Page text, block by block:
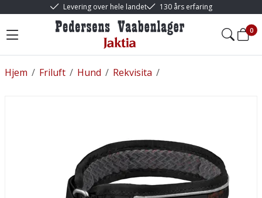
Levering over hele landet 130 års erfaring
0
/
Hjem /
Friluft /
Hund /
Rekvisita